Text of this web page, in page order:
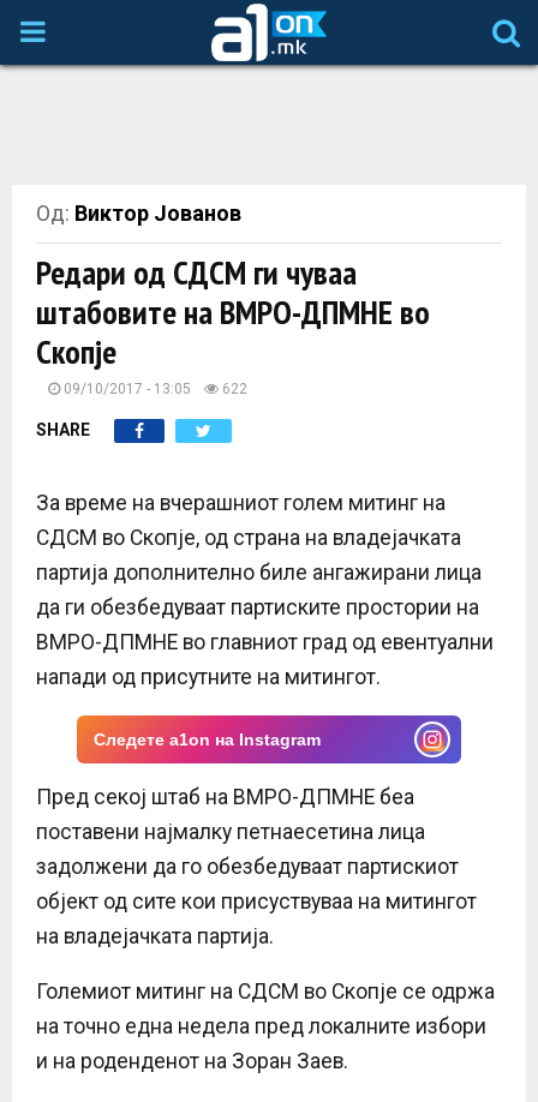
P
M
A
R
M
N
U
Од: Виктор Јованов
Редари од СДСМ ги чуваа
штабовите на ВМРО-ДПМНЕ во
Скопје
09/10/2017 - 13:05 622
SHARE
За време на вчерашниот голем митинг на
СДСМ во Скопје, од страна на владејачката
партија дополнително биле ангажирани лица
да ги обезбедуваат партиските простории на
ВМРО-ДПМНЕ во главниот град од евентуални
напади од присутните на митингот.
Следете a1on на Instagram
Пред секој штаб на ВМРО-ДПМНЕ беа
поставени најмалку петнаесетина лица
задолжени да го обезбедуваат партискиот
објект од сите кои присуствуваа на митингот
на владејачката партија.
Големиот митинг на СДСМ во Скопје се одржа
на точно една недела пред локалните избори
и на роденденот на Зоран Заев.